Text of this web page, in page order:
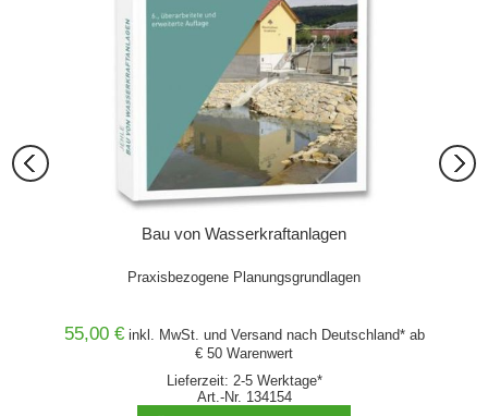
Bau von Wasserkraftanlagen
Praxisbezogene Planungsgrundlagen
55,00 € inkl. MwSt. und Versandnach Deutschland* ab
€ 50 Warenwert
Lieferzeit: 2-5 Werktage*
Art.-Nr. 134154